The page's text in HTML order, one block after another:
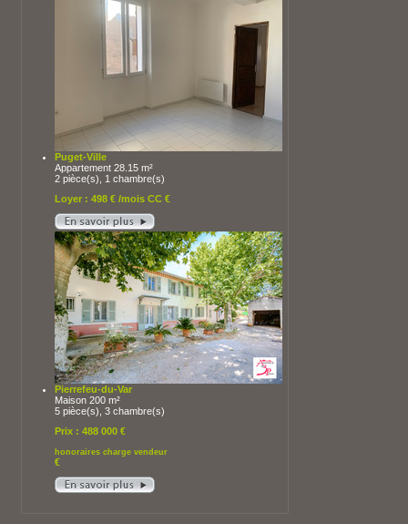
Puget-Ville
Appartement 28.15 m²
2 pièce(s), 1 chambre(s)
Loyer : 498 € /mois CC €
Pierrefeu-du-Var
Maison 200 m²
5 pièce(s), 3 chambre(s)
Prix : 488 000 €
honoraires charge vendeur
€